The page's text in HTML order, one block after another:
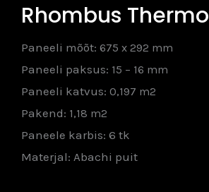
Rhombus Thermo
Paneeli mõõt: 675 x 292 mm
Paneeli paksus: 15 – 16 mm
Paneeli katvus: 0,197 m2
Pakend: 1,18 m2
Paneele karbis: 6 tk
Materjal: Abachi puit